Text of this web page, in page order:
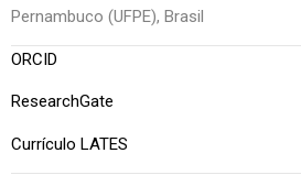
Pernambuco (UFPE), Brasil
ORCID
ResearchGate
Currículo LATES